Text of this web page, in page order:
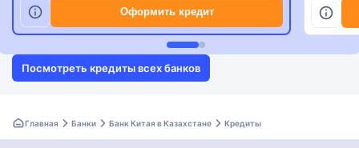
Оформить кредит
Посмотреть кредиты всех банков
Главная Банки Банк Китая в Казахстане Кредиты